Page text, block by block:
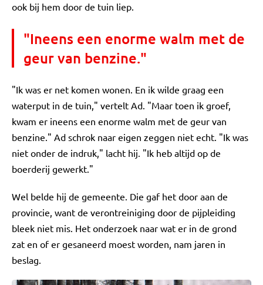
ook bij hem door de tuin liep.
"Ineens een enorme walm met de
geur van benzine."
"Ik was er net komen wonen. En ik wilde graag een
waterput in de tuin," vertelt Ad. "Maar toen ik groef,
kwam er ineens een enorme walm met de geur van
benzine." Ad schrok naar eigen zeggen niet echt. "Ik was
niet onder de indruk," lacht hij. "Ik heb altijd op de
boerderij gewerkt."
Wel belde hij de gemeente. Die gaf het door aan de
provincie, want de verontreiniging door de pijpleiding
bleek niet mis. Het onderzoek naar wat er in de grond
zat en of er gesaneerd moest worden, nam jaren in
beslag.